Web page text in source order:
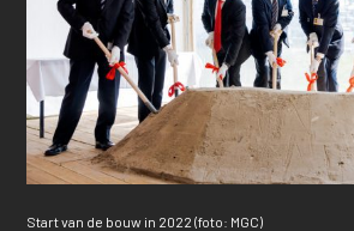
Start van de bouw in 2022 (foto: MGC)